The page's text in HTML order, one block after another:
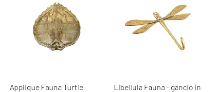
Applique Fauna Turtle
Libellula Fauna - gancio in